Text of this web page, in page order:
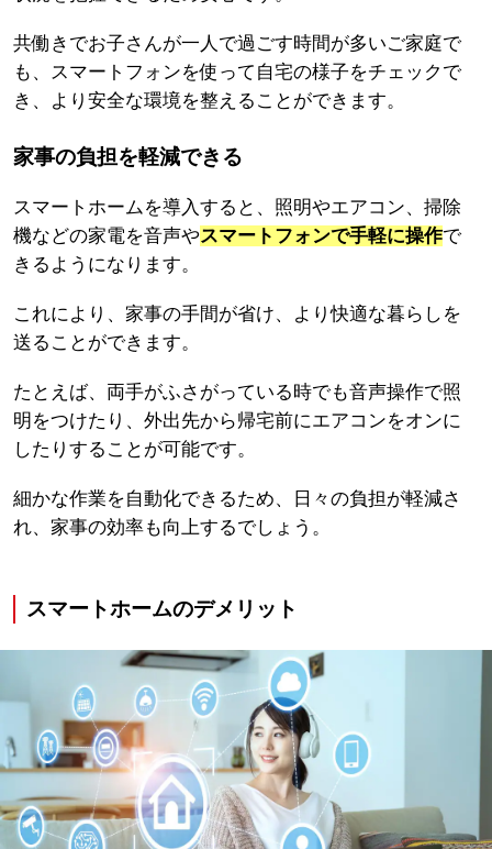
共働きでお子さんが一人で過ごす時間が多いご家庭で
も、スマートフォンを使って自宅の様子をチェックで
き、より安全な環境を整えることができます。
家事の負担を軽減できる
スマートホームを導入すると、照明やエアコン、掃除
機などの家電を音声やスマートフォンで手軽に操作で
きるようになります。
これにより、家事の手間が省け、より快適な暮らしを
送ることができます。
たとえば、両手がふさがっている時でも音声操作で照
明をつけたり、外出先から帰宅前にエアコンをオンに
したりすることが可能です。
細かな作業を自動化できるため、日々の負担が軽減さ
れ、家事の効率も向上するでしょう。
スマートホームのデメリット